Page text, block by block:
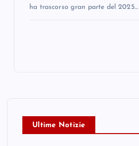
ha trascorso gran parte del 2025…
Ultime Notizie